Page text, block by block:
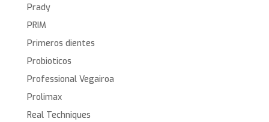
Prady
PRIM
Primeros dientes
Probioticos
Professional Vegairoa
Prolimax
Real Techniques